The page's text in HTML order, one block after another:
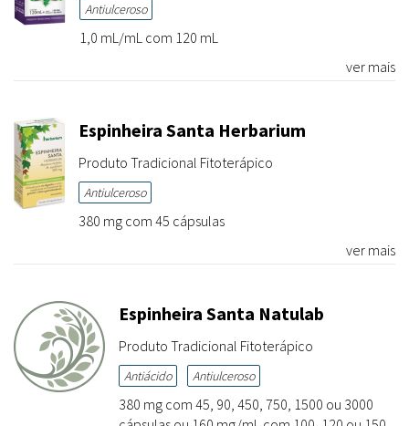
Antiulceroso
1,0 mL/mL com 120 mL
ver mais
Espinheira Santa Herbarium
Produto Tradicional Fitoterápico
Antiulceroso
380 mg com 45 cápsulas
ver mais
Espinheira Santa Natulab
Produto Tradicional Fitoterápico
Antiácido Antiulceroso
380 mg com 45, 90, 450, 750, 1500 ou 3000